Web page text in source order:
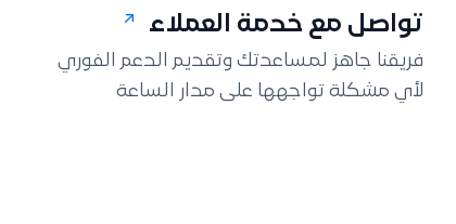
تواصل مع خدمة العملاء
فريقنا جاهز لمساعدتك وتقديم الدعم الفوري
لأي مشكلة تواجهها على مدار الساعة